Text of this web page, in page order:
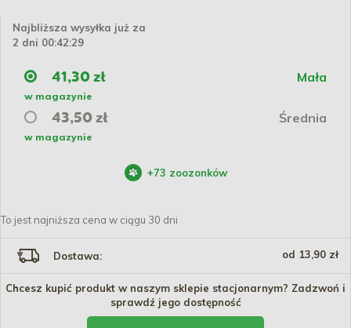
Najbliższa wysyłka już za
2 dni 00:42:29
41,30 zł Mała
w magazynie
43,50 zł Średnia
w magazynie
+73 zoozonków
To jest najniższa cena w ciągu 30 dni
Dostawa: od 13,90 zł
Chcesz kupić produkt w naszym sklepie stacjonarnym? Zadzwoń i
sprawdź jego dostępność